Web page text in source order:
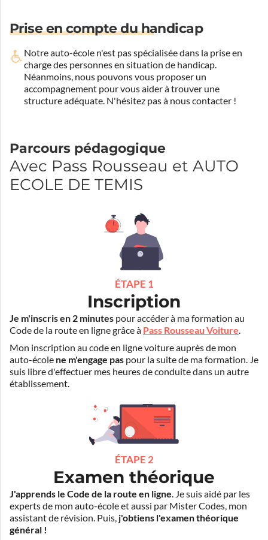
Prise en compte du handicap
Notre auto-école n'est pas spécialisée dans la prise en
charge des personnes en situation de handicap.
Néanmoins, nous pouvons vous proposer un
accompagnement pour vous aider à trouver une
structure adéquate. N'hésitez pas à nous contacter !
Parcours pédagogique
Avec Pass Rousseau et AUTO
ECOLE DE TEMIS
ÉTAPE 1
Inscription
Je m'inscris en 2 minutes pour accéder à ma formation au
Code de la route en ligne grâce à Pass Rousseau Voiture.
Mon inscription au code en ligne voiture auprès de mon
auto-école ne m'engage pas pour la suite de ma formation. Je
suis libre d'effectuer mes heures de conduite dans un autre
établissement.
ÉTAPE 2
Examen théorique
J'apprends le Code de la route en ligne. Je suis aidé par les
experts de mon auto-école et aussi par Mister Codes, mon
assistant de révision. Puis, j'obtiens l'examen théorique
général !